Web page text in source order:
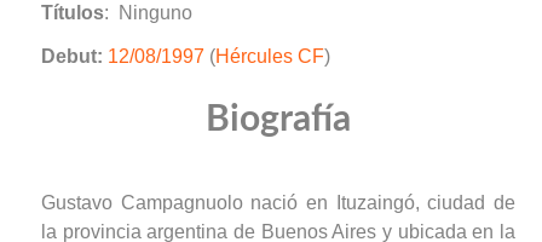
Títulos: Ninguno
Debut: 12/08/1997 (Hércules CF)
Biografía
Gustavo Campagnuolo nació en Ituzaingó, ciudad de
la provincia argentina de Buenos Aires y ubicada en la